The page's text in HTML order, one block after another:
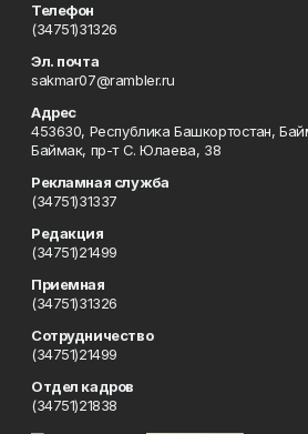
Телефон
(34751)31326
Эл. почта
sakmar07@rambler.ru
Адрес
453630, Республика Башкортостан,
Баймак, пр-т С. Юлаева, 38
Рекламная служба
(34751)31337
Редакция
(34751)21499
Приемная
(34751)31326
Сотрудничество
(34751)21499
Отдел кадров
(34751)21838